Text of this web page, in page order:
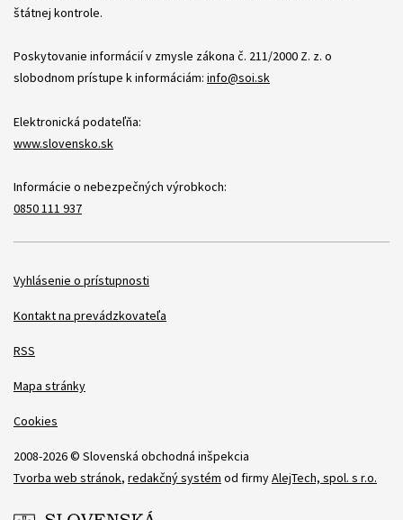
štátnej kontrole.
Poskytovanie informácií v zmysle zákona č. 211/2000 Z. z. o
slobodnom prístupe k informáciám: info@soi.sk
Elektronická podateľňa:
www.slovensko.sk
Informácie o nebezpečných výrobkoch:
0850 111 937
Položky
Vyhlásenie o prístupnosti
Kontakt na prevádzkovateľa
RSS
Mapa stránky
Cookies
2008-2026 © Slovenská obchodná inšpekcia
Tvorba web stránok, redakčný systém od firmyAlejTech, spol. s r.o.